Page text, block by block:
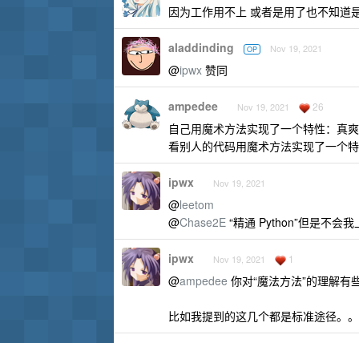
因为工作用不上 或者是用了也不知道
aladdinding OP Nov 19, 2021
@ipwx 赞同
ampedee Nov 19, 2021 26
自己用魔术方法实现了一个特性：真
看别人的代码用魔术方法实现了一个
ipwx Nov 19, 2021
@leetom
@Chase2E “精通 Python”但是不会
ipwx Nov 19, 2021 1
@ampedee 你对“魔法方法”的理解有
比如我提到的这几个都是标准途径。。